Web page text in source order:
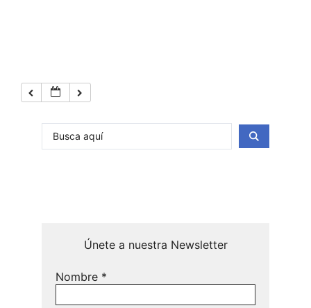
Únete a nuestra Newsletter
Nombre *